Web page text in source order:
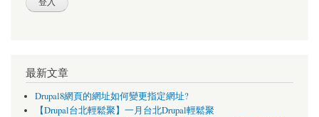
最新文章
Drupal8網頁的網址如何變更指定網址?
【Drupal台北輕鬆聚】一月台北Drupal輕鬆聚